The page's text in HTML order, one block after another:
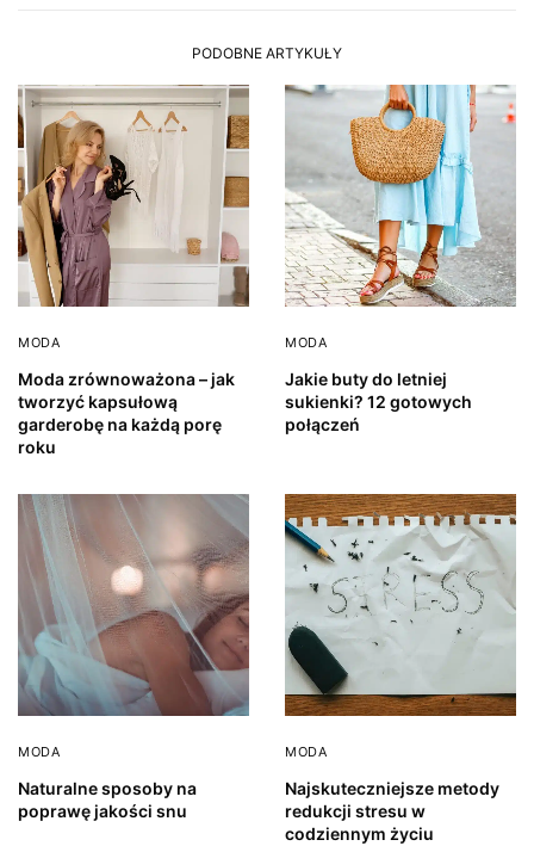
PODOBNE ARTYKUŁY
MODA
Moda zrównoważona – jak
tworzyć kapsułową
garderobę na każdą porę
roku
MODA
Jakie buty do letniej
sukienki? 12 gotowych
połączeń
MODA
Naturalne sposoby na
poprawę jakości snu
MODA
Najskuteczniejsze metody
redukcji stresu w
codziennym życiu